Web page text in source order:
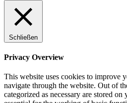
Schließen
Privacy Overview
This website uses cookies to improve
navigate through the website. Out of
categorized as necessary are stored